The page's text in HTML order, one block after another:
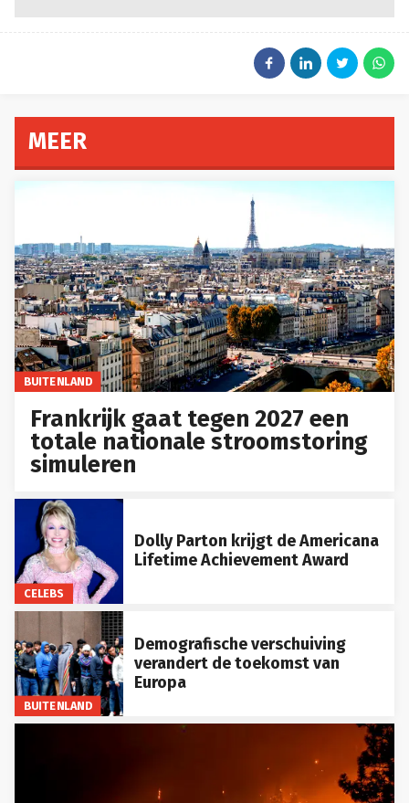
MEER
BUITENLAND
Frankrijk gaat tegen 2027 een
totale nationale stroomstoring
simuleren
CELEBS
Dolly Parton krijgt de Americana
Lifetime Achievement Award
BUITENLAND
Demografische verschuiving
verandert de toekomst van
Europa